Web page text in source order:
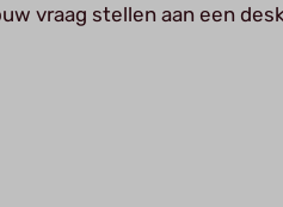
vraag stellen aan een